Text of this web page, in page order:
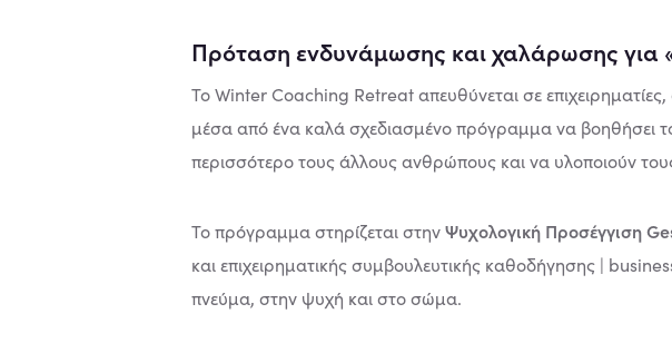
Πρόταση ενδυνάμωσης και χαλάρωσης για
Το Winter Coaching Retreat απευθύνεται σε επιχειρηματίες,
μέσα από ένα καλά σχεδιασμένο πρόγραμμα να βοηθήσει
περισσότερο τους άλλους ανθρώπους και να υλοποιούν
Το πρόγραμμα στηρίζεται στηνΨυχολογική Προσέγγιση
και επιχειρηματικής συμβουλευτικής καθοδήγησης |
πνεύμα, στην ψυχή και στο σώμα.